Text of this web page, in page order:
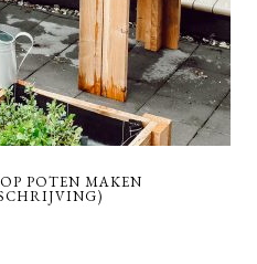
POTEN MAKEN